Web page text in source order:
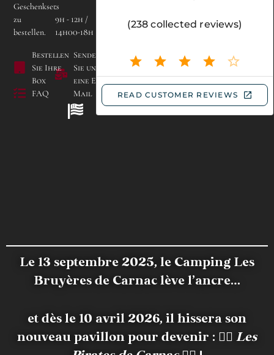
Campingplatz Les
56340 CARNAC
:
9h - 12h /
14h00-18h
Senden
Sie uns
eine E-
Mail
Geschenksets
zu
bestellen.
Bestellen
Sie Ihre
Box
FAQ
Le 13 septembre 2025, le Camping Les
Bruyères de Carnac lève l’ancre…
et dès le 10 avril 2026, il hissera son
nouveau pavillon pour devenir : 🏴‍☠️ Les